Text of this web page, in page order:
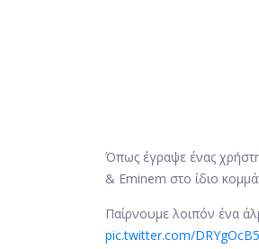
Όπως έγραψε ένας
& Eminem στο ίδιο
Παίρνουμε λοιπόν ένα
pic.twitter.com/